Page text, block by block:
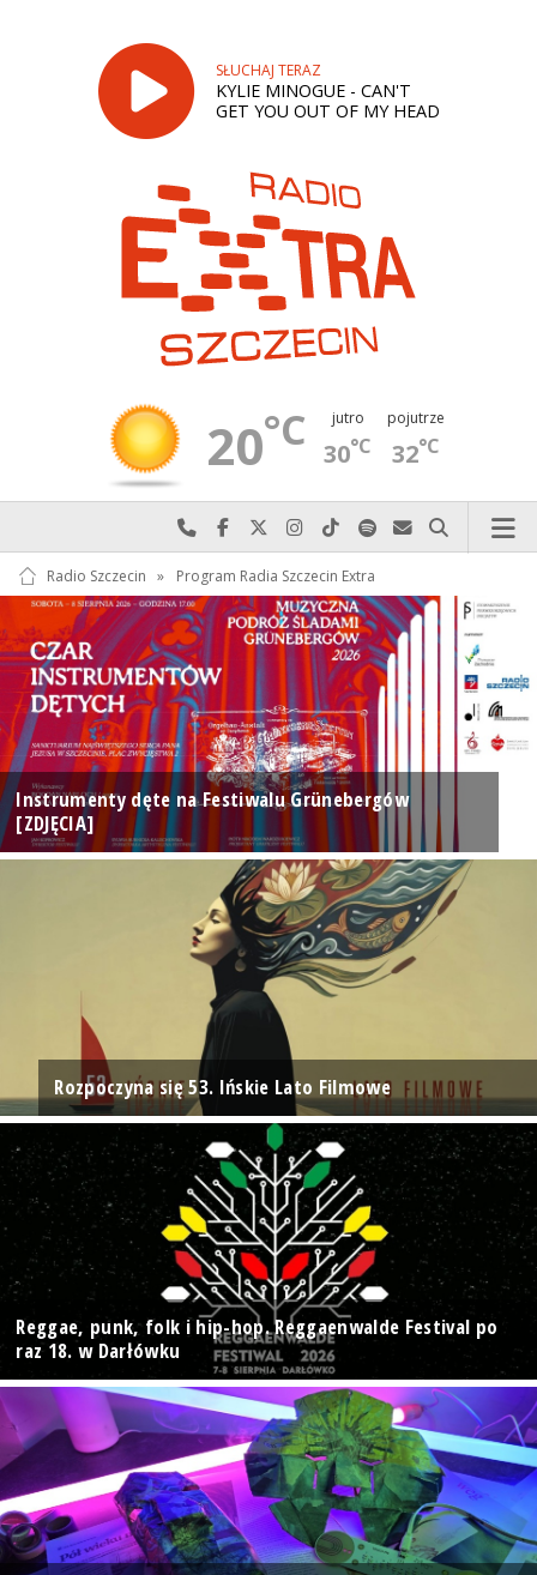
SŁUCHAJ TERAZ
KYLIE MINOGUE - CAN'T
GET YOU OUT OF MY HEAD
20°C jutro
30°C
pojutrze
32°C
Najlepiej po prostu do nas zadzwoń
Odwiedź nas na Facebook-u
Odwiedź nas na X
Odwiedź nas na Instagram-ie
Odwiedź nas na TikTok-u
Szukaj nas na Spotify
Wyślij do nas
Szukaj
Radio Szczecin » Program Radia Szczecin Extra
Instrumenty dęte na Festiwalu Grünebergów
[ZDJĘCIA]
Rozpoczyna się 53. Ińskie Lato Filmowe
Reggae, punk, folk i hip-hop. Reggaenwalde Festival po
raz 18. w Darłówku